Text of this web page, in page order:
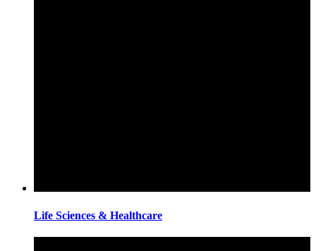
Life Sciences & Healthcare